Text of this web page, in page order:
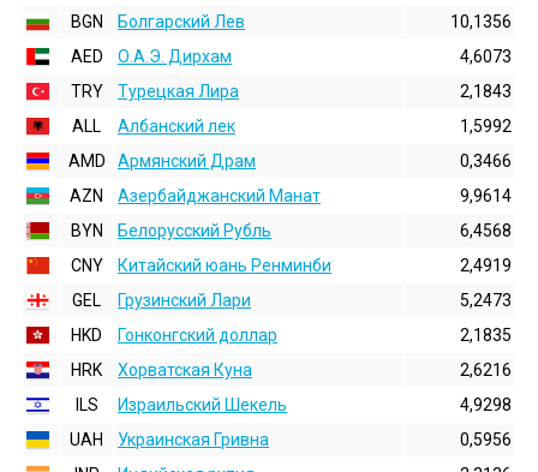
BGN
Болгарский Лев
10,1356
AED
О.А.Э. Дирхам
4,6073
TRY
Турецкая Лира
2,1843
ALL
Албанский лек
1,5992
AMD
Армянский Драм
0,3466
AZN
Азербайджанский Манат
9,9614
BYN
Белорусский Рубль
6,4568
CNY
Китайский юань Ренминби
2,4919
GEL
Грузинский Лари
5,2473
HKD
Гонконгский доллаp
2,1835
HRK
Хорватская Куна
2,6216
ILS
Израильский Шекель
4,9298
UAH
Украинская Гривна
0,5956